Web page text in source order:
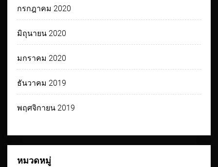
กรกฎาคม 2020
มิถุนายน 2020
มกราคม 2020
ธันวาคม 2019
พฤศจิกายน 2019
หมวดหมู่